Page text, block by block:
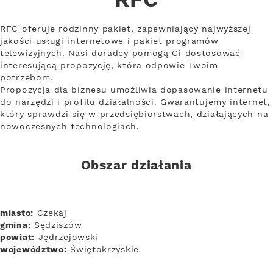
RFC oferuje rodzinny pakiet, zapewniający najwyższej
jakości usługi internetowe i pakiet programów
telewizyjnych. Nasi doradcy pomogą Ci dostosować
interesującą propozycję, która odpowie Twoim
potrzebom.
Propozycja dla biznesu umożliwia dopasowanie internetu
do narzędzi i profilu działalności. Gwarantujemy internet,
który sprawdzi się w przedsiębiorstwach, działających na
nowoczesnych technologiach.
Obszar działania
miasto: Czekaj
gmina: Sędziszów
powiat: Jędrzejowski
województwo: Świętokrzyskie